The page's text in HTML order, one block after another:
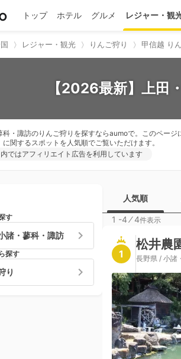
トップ ホテル グルメ レジャー・観
レジャー・観光 りんご狩り 甲信越 り
【2026最新】上田
科・諏訪のりんご狩りを探すならaumoで。このペー
に関するスポットを人気順でご覧いただけます。
ではアフィリエイト広告を利用しています
す
諸・蓼科・諏訪
探す
り
人気順
1 -4 ⁄4件表示
1
松井農
長野県 / 小諸